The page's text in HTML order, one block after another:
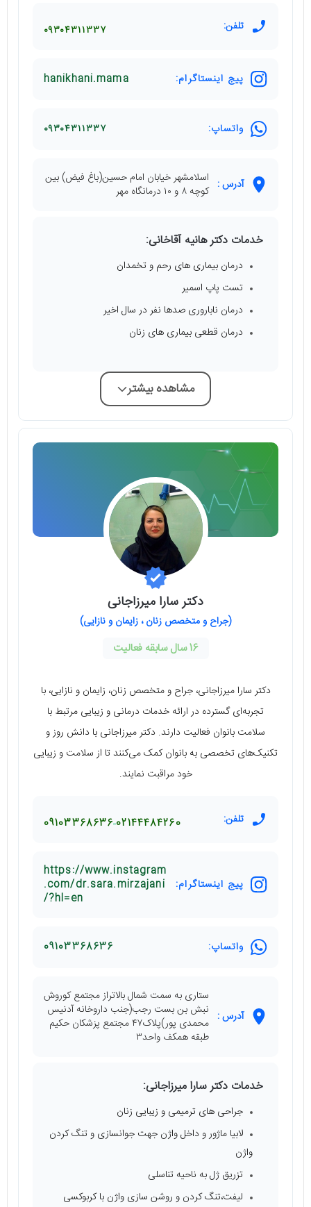
تلفن: ۰۹۳۰۴۳۱۱۳۳۷
پیج اینستاگرام: hanikhani.mama
واتساپ: ۰۹۳۰۴۳۱۱۳۳۷
آدرس : اسلامشهر خیابان امام حسین(باغ فیض) بین
کوچه ۸ و ۱۰ درمانگاه مهر
خدمات دکتر هانیه آقاخانی:
درمان بیماری های رحم و تخمدان
تست پاپ اسمیر
درمان ناباروری صدها نفر در سال اخیر
درمان قطعی بیماری های زنان
مشاهده بیشتر
دکتر سارا میرزاجانی
(جراح و متخصص زنان ، زایمان و نازایی)
16 سال سابقه فعالیت
دکتر سارا میرزاجانی، جراح و متخصص زنان، زایمان و نازایی، با
تجربه‌ای گسترده در ارائه خدمات درمانی و زیبایی مرتبط با
سلامت بانوان فعالیت دارند. دکتر میرزاجانی با دانش روز و
تکنیک‌های تخصصی به بانوان کمک می‌کنند تا از سلامت و زیبایی
خود مراقبت نمایند.
تلفن: 02144484260
09103368636
پیج اینستاگرام:
https://www.instagram
.com/dr.sara.mirzajani
/?hl=en
واتساپ: 09103368636
آدرس :
ستاری به سمت شمال بالاتراز مجتمع کوروش
نبش بن بست رجب(جنب داروخانه آدنیس
محمدی پور)پلاک۴۷ مجتمع پزشکان حکیم
طبقه همکف واحد۳
خدمات دکتر سارا میرزاجانی:
جراحی های ترمیمی و زیبایی زنان
لابیا ماژور و داخل واژن جهت جوانسازی و تنگ کردن
واژن
تزریق ژل به ناحیه تناسلی
لیفت،تنگ کردن و روشن سازی واژن با کربوکسی